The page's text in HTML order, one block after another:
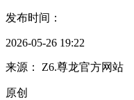
发布时间：
2026-05-26 19:22
来源： Z6.尊龙官方网站
原创